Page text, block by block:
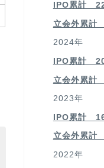
IPO累計
立会外累計
2024年
IPO累計
立会外累
2023年
IPO累計
立会外累
2022年